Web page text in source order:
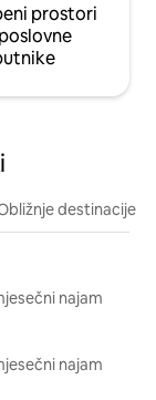
prostori
destinacije
najam
najam